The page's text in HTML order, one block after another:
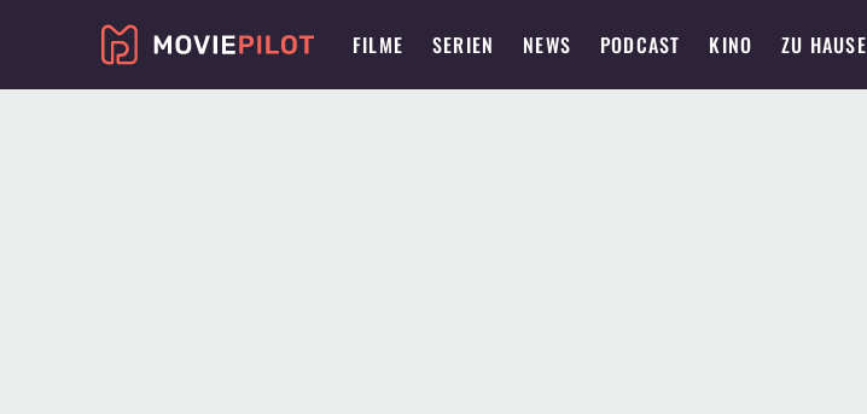
FILME SERIEN NEWS PODCAST KINO ZU HAUSE